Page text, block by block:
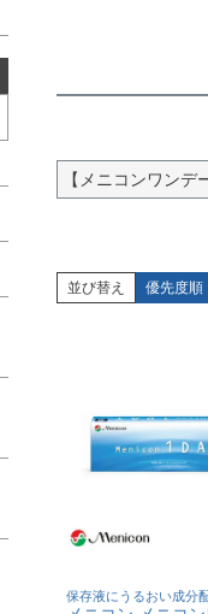
【メニコンワンデ
並び替え 優先度順
保存液にうるおい成分